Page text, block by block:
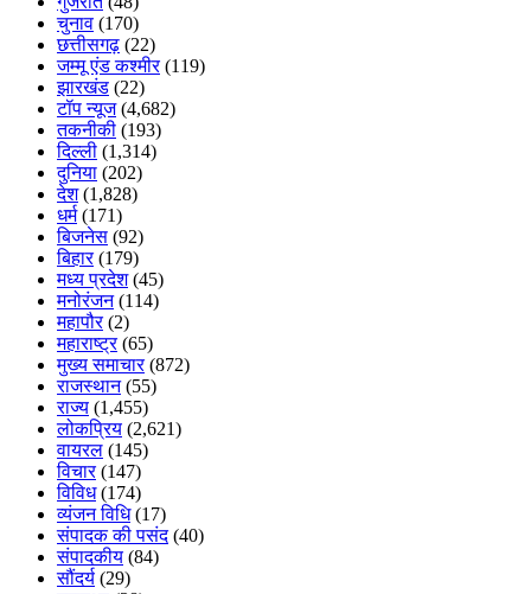
चुनाव (170)
छत्तीसगढ़ (22)
जम्मू एंड कश्मीर(119)
झारखंड (22)
टॉप न्यूज(4,682)
तकनीकी (193)
दिल्ली (1,314)
दुनिया (202)
देश(1,828)
धर्म(171)
बिजनेस (92)
बिहार(179)
मध्य प्रदेश(45)
मनोरंजन(114)
महापौर(2)
महाराष्ट्र(65)
मुख्य समाचार(872)
राजस्थान(55)
राज्य (1,455)
लोकप्रिय (2,621)
वायरल (145)
विचार(147)
विविध(174)
व्यंजन विधि(17)
संपादक की पसंद(40)
संपादकीय (84)
सौंदर्य (29)